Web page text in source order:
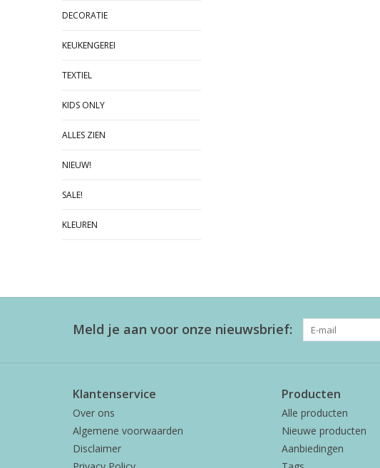
DECORATIE
KEUKENGEREI
TEXTIEL
KIDS ONLY
ALLES ZIEN
NIEUW!
SALE!
KLEUREN
Meld je aan voor onze nieuwsbrief:
Klantenservice
Over ons
Algemene voorwaarden
Disclaimer
Producten
Alle producten
Nieuwe producten
Aanbiedingen